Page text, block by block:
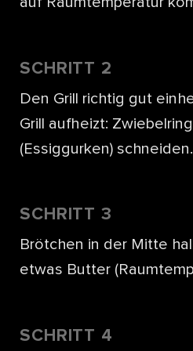
SCHRITT 2
Den Grill richtig gut
Grill aufheizt:
(Essiggurken) schneiden.
SCHRITT 3
Brötchen in der Mitte
etwas Butter
SCHRITT 4